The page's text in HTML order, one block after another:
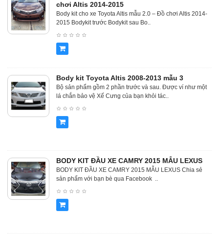
chơi Altis 2014-2015
Body kit cho xe Toyota Altis mẫu 2.0 – Đồ chơi Altis 2014-
2015 Bodykit trước Bodykit sau Bo..
Body kit Toyota Altis 2008-2013 mẫu 3
Bộ sản phẩm gồm 2 phần trước và sau. Được ví như một
lá chắn bảo vệ Xế Cưng của bạn khỏi tác..
BODY KIT ĐẦU XE CAMRY 2015 MẪU LEXUS
BODY KIT ĐẦU XE CAMRY 2015 MẪU LEXUS Chia sẻ
sản phẩm với bạn bè qua Facebook ..